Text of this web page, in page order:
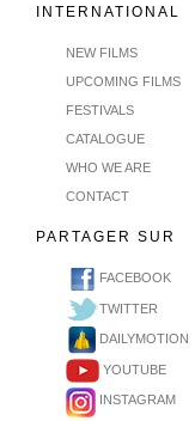
INTERNATIONAL
NEW FILMS
UPCOMING FILMS
FESTIVALS
CATALOGUE
WHO WE ARE
CONTACT
PARTAGER SUR
FACEBOOK
TWITTER
DAILYMOTION
YOUTUBE
INSTAGRAM